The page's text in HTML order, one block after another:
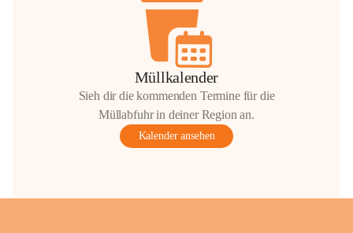
Müllkalender
Sieh dir die kommenden Termine für die
Müllabfuhr in deiner Region an.
Kalender ansehen